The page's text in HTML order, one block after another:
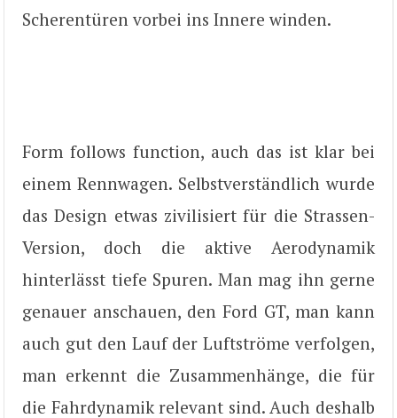
Scherentüren vorbei ins Innere winden.
Form follows function, auch das ist klar bei
einem Rennwagen. Selbstverständlich wurde
das Design etwas zivilisiert für die Strassen-
Version, doch die aktive Aerodynamik
hinterlässt tiefe Spuren. Man mag ihn gerne
genauer anschauen, den Ford GT, man kann
auch gut den Lauf der Luftströme verfolgen,
man erkennt die Zusammenhänge, die für
die Fahrdynamik relevant sind. Auch deshalb